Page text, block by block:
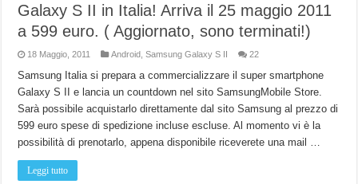
Galaxy S II in Italia! Arriva il 25 maggio 2011
a 599 euro. ( Aggiornato, sono terminati!)
18 Maggio, 2011 Android ,Samsung Galaxy S II 22
Samsung Italia si prepara a commercializzare il super smartphone
Galaxy S II e lancia un countdown nel sito SamsungMobile Store.
Sarà possibile acquistarlo direttamente dal sito Samsung al prezzo di
599 euro spese di spedizione incluse escluse. Al momento vi è la
possibilità di prenotarlo, appena disponibile riceverete una mail …
Leggi tutto